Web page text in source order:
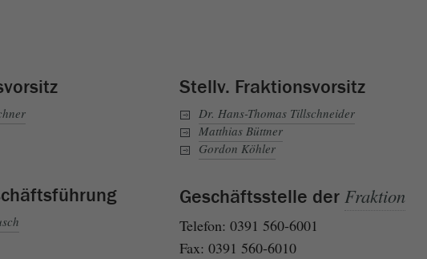
Stellv. Fraktionsvorsitz
Dr. Hans-Thomas Tillschneider
Matthias Büttner
Gordon Köhler
Geschäftsstelle derFraktion
Telefon: 0391 560-6001
Fax: 0391 560-6010